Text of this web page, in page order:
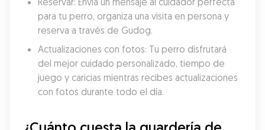
para tu perro, organiza una visita en persona y
reserva a través de Gudog.
Actualizaciones con fotos: Tu perro disfrutará
del mejor cuidado personalizado, tiempo de
juego y caricias mientras recibes actualizaciones
con fotos durante todo el día.